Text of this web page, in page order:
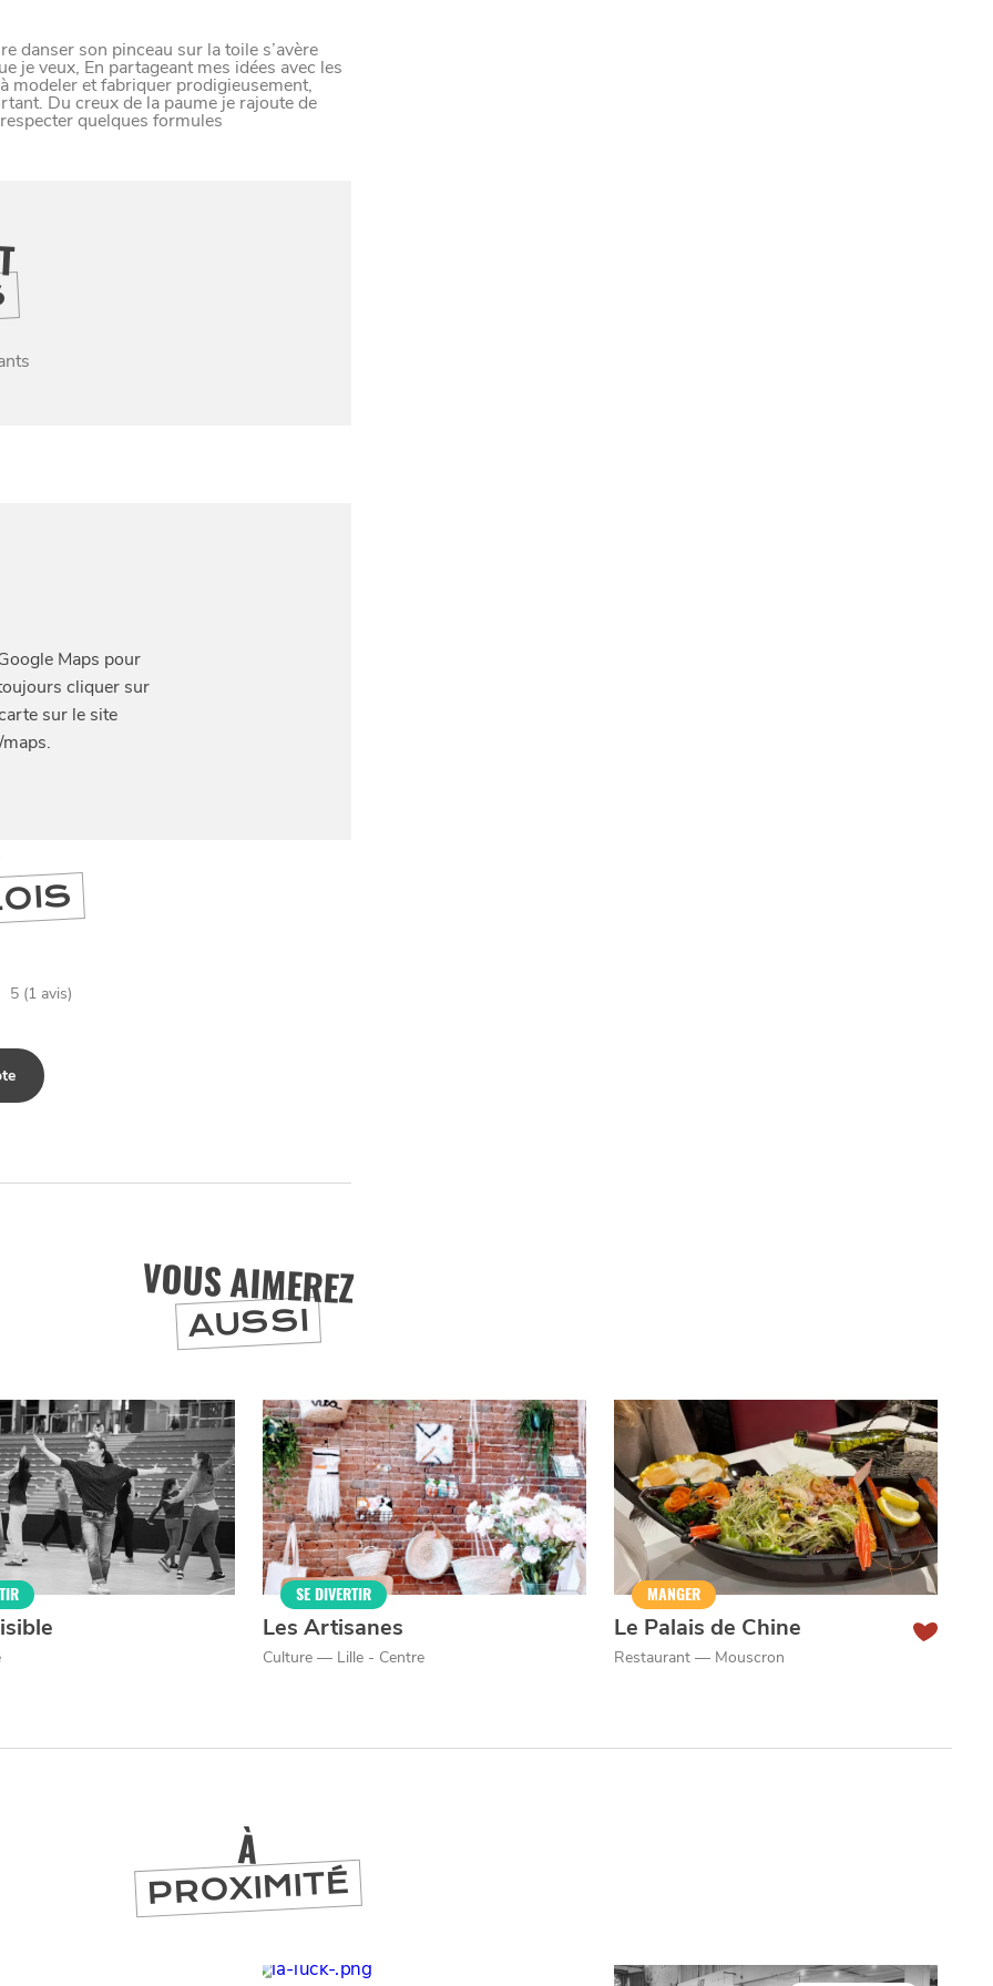
NORD
danser son pinceau sur la toile s’avère
je veux, En partageant mes idées avec les
modeler et fabriquer prodigieusement,
Du creux de la paume je rajoute de
quelques formules
5 (1 avis)
VOUS AIMEREZ
AUSSI
SE DIVERTIR
Les Artisanes
Culture — Lille - Centre
MANGER
Le Palais de Chine
Restaurant — Mouscron
À
PROXIMITÉ
J'accepte